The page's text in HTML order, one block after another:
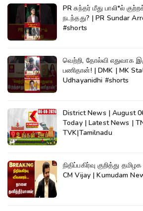
PR சுந்தர் மீது பாலி*ல்
நடந்தது? | PR Sundar
#shorts
வெற்றி, தோல்வி எதுவாக
பணிதான்! | DMK | MK
Udhayanidhi #shorts
District News | August
Today | Latest News |
TVK|Tamilnadu
நிதிப்பகிர்வு குறித்து
CM Vijay | Kumudam